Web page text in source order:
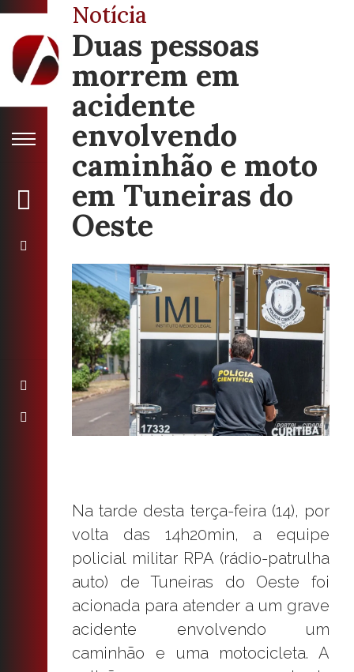
Notícia
Duas pessoas
morrem em
acidente
envolvendo
caminhão e moto
em Tuneiras do
Oeste
Na tarde desta terça-feira (14), por
volta das 14h20min, a equipe
policial militar RPA (rádio-patrulha
auto) de Tuneiras do Oeste foi
acionada para atender a um grave
acidente envolvendo um
caminhão e uma motocicleta. A